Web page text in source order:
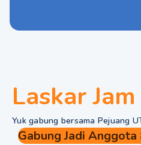
Laskar
Yuk gabung bersama Pejuang
Gabung Jadi Anggota